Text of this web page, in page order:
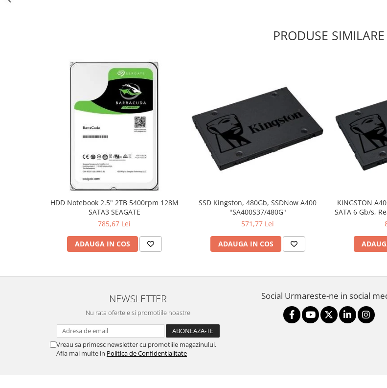
Mouse
Servere & Componente
Multifunctionale
PRODUSE SIMILARE
HDD Notebook 2.5" 2TB 5400rpm 128M
SATA3 SEAGATE
785,67 Lei
ADAUGA IN COS
SSD Kingston, 480Gb, SSDNow A400
"SA400S37/480G"
571,77 Lei
ADAUGA IN COS
KINGSTON
SATA 6 Gb/s,
NEWSLETTER
Nu rata ofertele si promotiile noastre
Vreau sa primesc newsletter cu promotiile magazinului.
Afla mai multe in Politica de Confidentialitate
Social Urmareste-ne in social